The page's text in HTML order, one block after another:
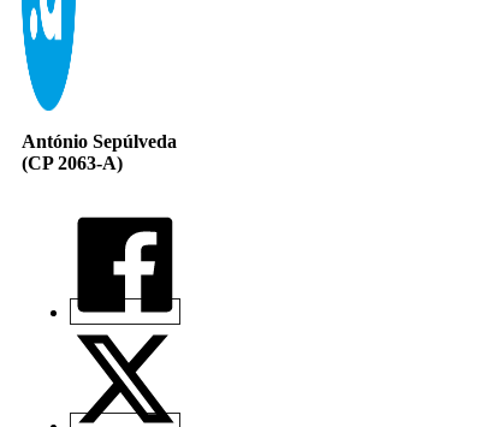
António Sepúlveda
(CP 2063-A)